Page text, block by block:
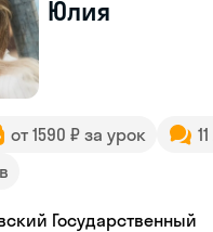
Юлия
от 1590 ₽ за урок
Государственный